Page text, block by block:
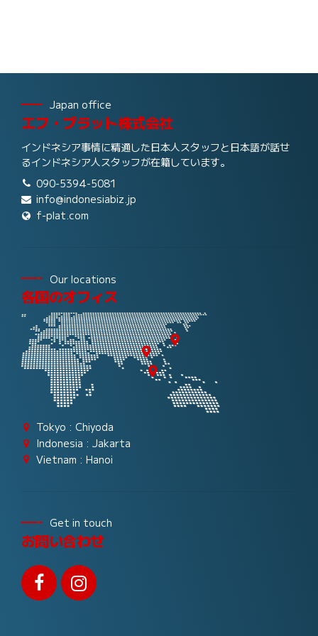
Japan office
エフ・プラット株式会社
インドネシア事情に精通した日本人スタッフと日本語が話せ
るインドネシア人スタッフが在籍しています。
090-5394-5081
info@indonesiabiz.jp
f-plat.com
Our locations
各国のオフィス
Tokyo : Chiyoda
Indonesia : Jakarta
Vietnam : Hanoi
Get in touch
お問い合わせ